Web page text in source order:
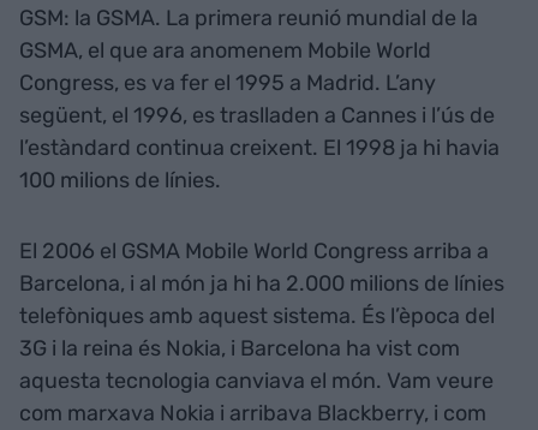
GSM: la GSMA. La primera reunió mundial de la
GSMA, el que ara anomenem Mobile World
Congress, es va fer el 1995 a Madrid. L’any
següent, el 1996, es traslladen a Cannes i l’ús de
l’estàndard continua creixent. El 1998 ja hi havia
100 milions de línies.
El 2006 el GSMA Mobile World Congress arriba a
Barcelona, i al món ja hi ha 2.000 milions de línies
telefòniques amb aquest sistema. És l’època del
3G i la reina és Nokia, i Barcelona ha vist com
aquesta tecnologia canviava el món. Vam veure
com marxava Nokia i arribava Blackberry, i com